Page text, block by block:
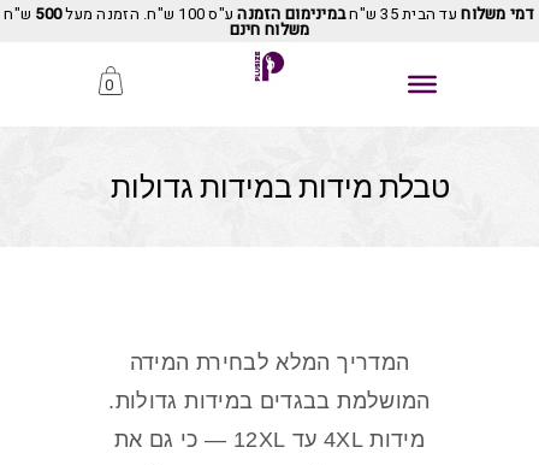
דמי משלוחעד הבית 35 ש"ח במינימום הזמנהע"ס 100 ש"ח. הזמנה מעל 500 ש"ח
משלוח חינם
0
טבלת מידות במידות גדולות
המדריך המלא לבחירת המידה
המושלמת בבגדים במידות גדולות.
מידות 4XL עד 12XL — כי גם את